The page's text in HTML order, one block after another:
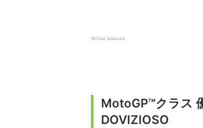
©Chika Sakikawa
MotoGP™クラス
DOVIZIOSO